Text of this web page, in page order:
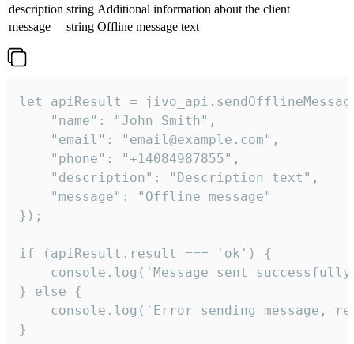
description string Additional information about the client
message
string Offline message text
let apiResult =
    "name": "John Smith",
    "email": "email@example.com",
    "phone": "+14084987855",
    "description": "Description text",
    "message": "Offline message"
});
if (apiResult.result === 'ok') {
console.log('Message sent
} else {
console.log('Error sending message,
}